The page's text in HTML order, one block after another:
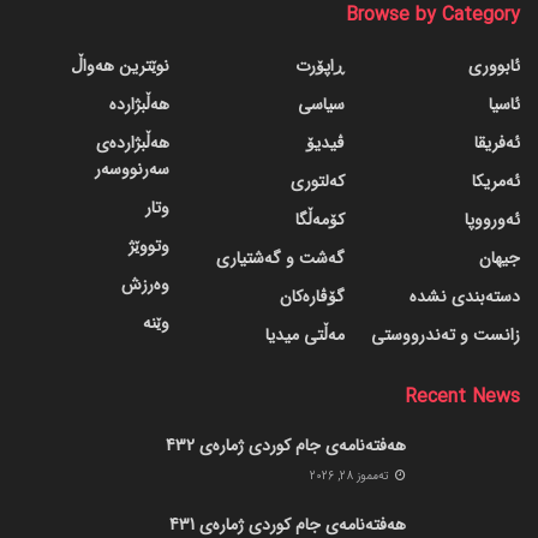
Browse by Category
ئابووری
ئاسیا
ئەفریقا
ئەمریکا
ئەورووپا
جیهان
دسته‌بندی نشده
زانست و تەندرووستی
ڕاپۆرت
سیاسی
ڤیدیۆ
کەلتوری
کۆمەڵگا
گه‌شت و گه‌شتیاری
گۆڤاره‌کان
مەڵتی میدیا
نوێترین هەواڵ
هەڵبژاردە
هەڵبژاردەی
سەرنووسەر
وتار
وتووێژ
وەرزش
وێنە
Recent News
هەفتەنامەی جام کوردی ژمارەی 432
ته‌مموز 28, 2026
هەفتەنامەی جام کوردی ژمارەی 431